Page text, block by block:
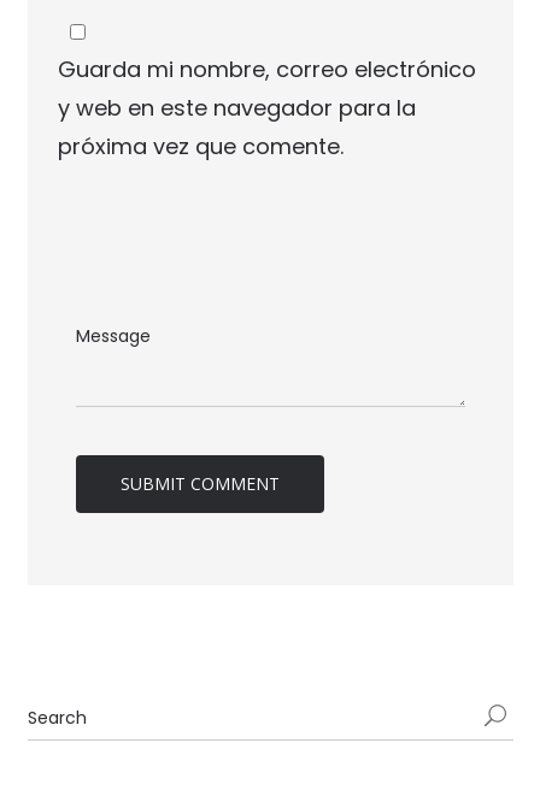
Guarda mi nombre, correo electrónico
y web en este navegador para la
próxima vez que comente.